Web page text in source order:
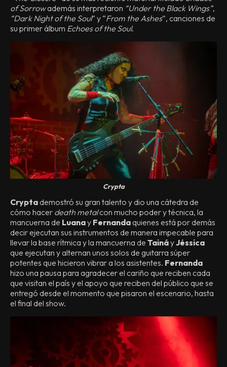
of Sorrowademás interpretaron “Under the Black Wings”,
“Dark Night of the Soul” y “From the Ashes”, canciones de
su primer álbum Echoes of the Soul.
Crypta
Crypta demostró su gran talento y dio una cátedra de
cómo hacer death metalcon mucho poder y técnica, la
mancuerna de Luanay Fernanda quienes está por demás
decir ejecutan sus instrumentos de manera impecable para
llevar la base rítmica y la mancuerna de TaináyJéssica
que ejecutan y alternan unos solos de guitarra súper
potentes que hicieron vibrar a los asistentes. Fernanda
hizo una pausa para agradecer el cariño que reciben cada
que visitan el país y el apoyo que reciben del público que se
entregó desde el momento que pisaron el escenario, hasta
el final del show.